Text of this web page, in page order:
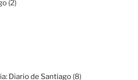
(2)
Diario de Santiago (8)